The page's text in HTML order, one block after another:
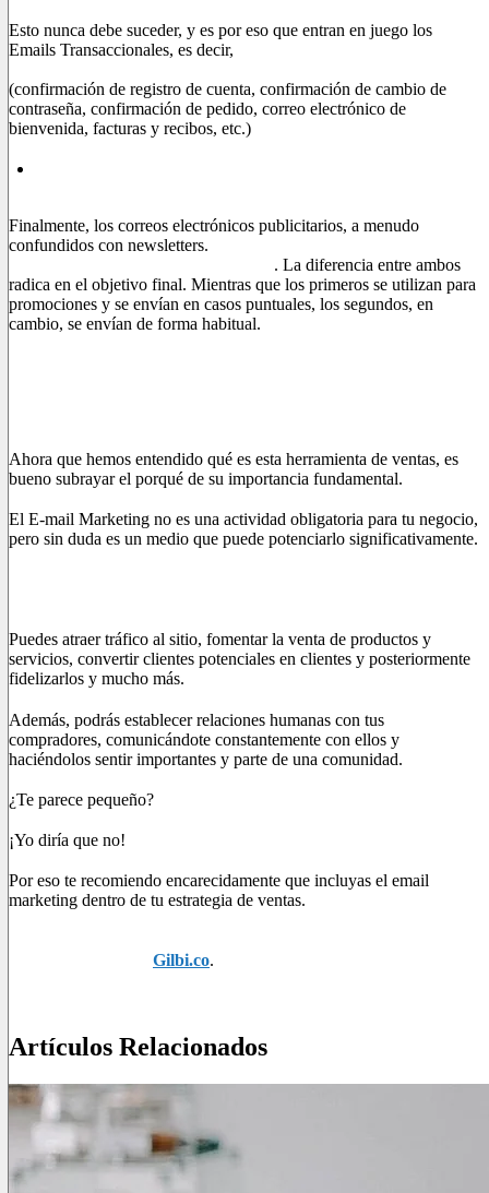
Esto nunca debe suceder, y es por eso que entran en juego los
Emails Transaccionales, es decir,
(confirmación de registro de cuenta, confirmación de cambio de
contraseña, confirmación de pedido, correo electrónico de
bienvenida, facturas y recibos, etc.)
Finalmente, los correos electrónicos publicitarios, a menudo
confundidos con newsletters.
. La diferencia entre ambos
radica en el objetivo final. Mientras que los primeros se utilizan para
promociones y se envían en casos puntuales, los segundos, en
cambio, se envían de forma habitual.
Ahora que hemos entendido qué es esta herramienta de ventas, es
bueno subrayar el porqué de su importancia fundamental.
El E-mail Marketing no es una actividad obligatoria para tu negocio,
pero sin duda es un medio que puede potenciarlo significativamente.
Puedes atraer tráfico al sitio, fomentar la venta de productos y
servicios, convertir clientes potenciales en clientes y posteriormente
fidelizarlos y mucho más.
Además, podrás establecer relaciones humanas con tus
compradores, comunicándote constantemente con ellos y
haciéndolos sentir importantes y parte de una comunidad.
¿Te parece pequeño?
¡Yo diría que no!
Por eso te recomiendo encarecidamente que incluyas el email
marketing dentro de tu estrategia de ventas.
Gilbi.co.
Artículos Relacionados